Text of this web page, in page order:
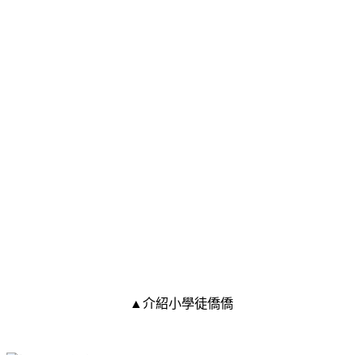
▲介紹小學徒僑僑